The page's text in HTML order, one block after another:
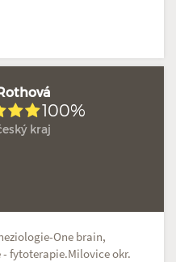
100%
kraj
One brain,
fytoterapie.Milovice okr.
2×